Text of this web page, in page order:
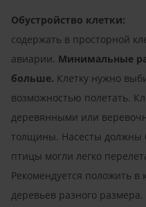
Обустройство клетки:
содержать в просторной
авиарии. Минимальные
больше. Клетку нужно
возможностью полетать.
деревянными или
толщины. Насесты должны
птицы могли легко
Рекомендуется положить в
деревьев разного размера.